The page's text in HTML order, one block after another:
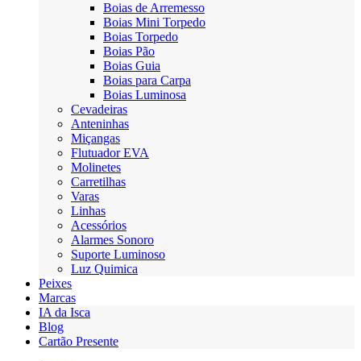
Boias de Arremesso
Boias Mini Torpedo
Boias Torpedo
Boias Pão
Boias Guia
Boias para Carpa
Boias Luminosa
Cevadeiras
Anteninhas
Miçangas
Flutuador EVA
Molinetes
Carretilhas
Varas
Linhas
Acessórios
Alarmes Sonoro
Suporte Luminoso
Luz Quimica
Peixes
Marcas
IA da Isca
Blog
Cartão Presente